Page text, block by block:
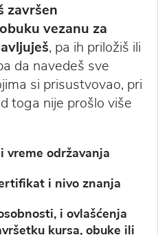
završen
vezanu za
, pa ih priložiš ili
da navedeš sve
si prisustvovao, pri
toga nije prošlo više
vreme održavanja
i nivo znanja
i ovlašćenja
kursa, obuke ili